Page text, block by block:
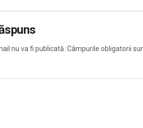
nu va fi publicată. Câmpurile obligatorii